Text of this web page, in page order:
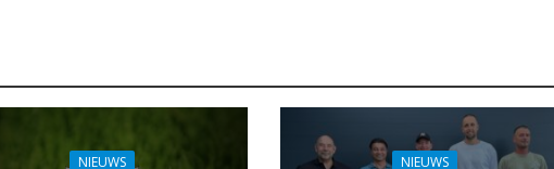
NIEUWS NIEUWS